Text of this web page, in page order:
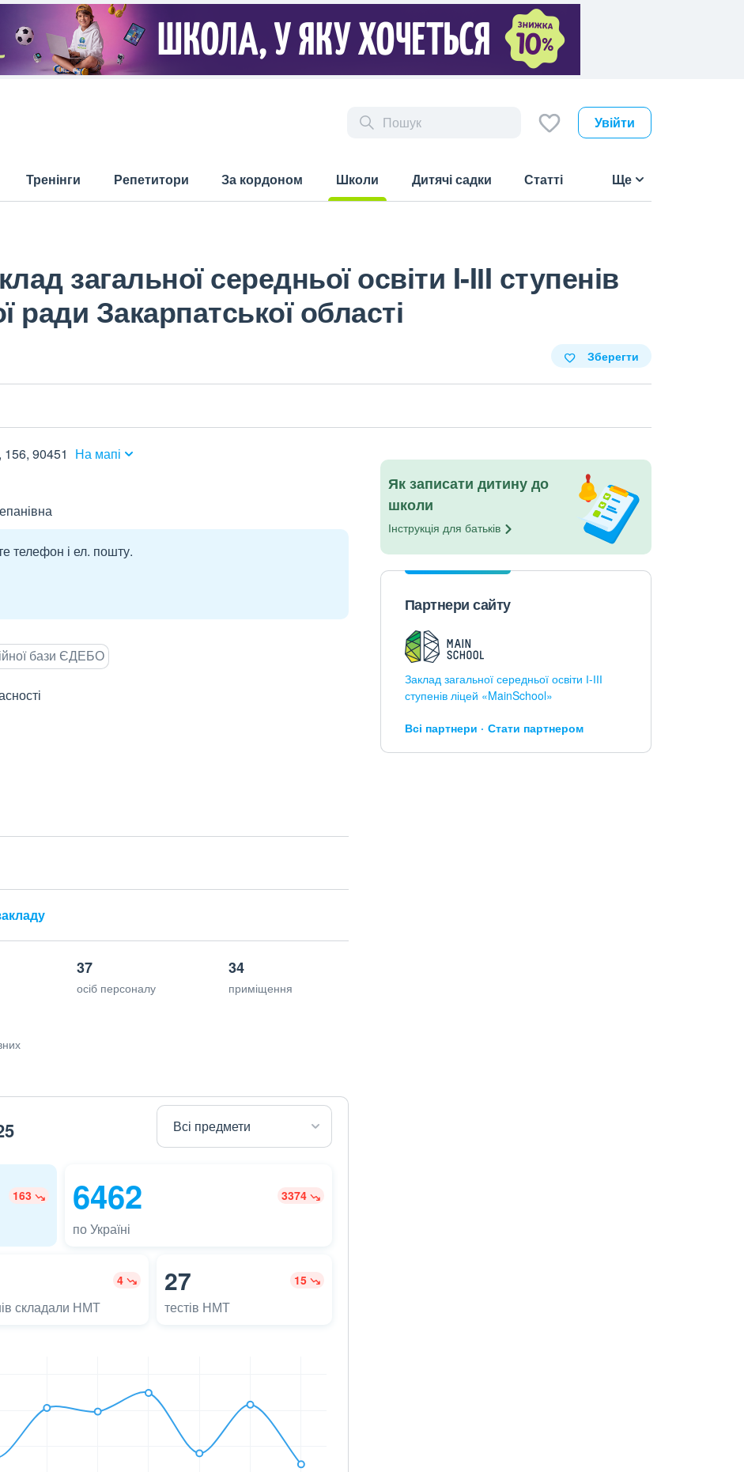
Увійти
Тренінги Репетитори За кордоном
Школи
Дитячі садки Статті Ще
загальної середньої освіти I-IІI ступенів
ради Закарпатської області
Зберегти
90451 На мапі
телефон і ел. пошту.
бази ЄДЕБО
37
осіб персоналу
34
приміщення
163 6462 3374
по Україні
4
складали НМТ
27 15
тестів НМТ
Як записати дитину до
школи
Інструкція для батьків
Партнери сайту
Заклад загальної середньої освіти І-ІІІ
ступенів ліцей «MainSchool»
Всі партнери Стати партнером